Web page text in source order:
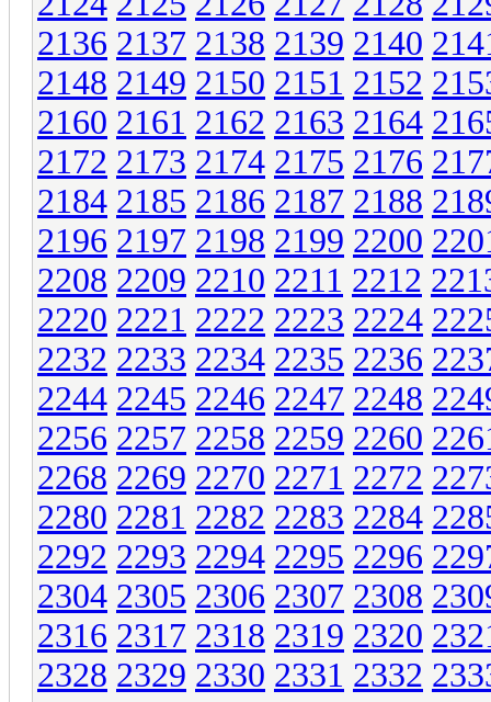
2136 2137 2138 2139 2140
2148 2149 2150 2151 2152
2160 2161 2162 2163 2164
2172 2173 2174 2175 2176
2184 2185 2186 2187 2188
2196 2197 2198 2199 2200
2208 2209 2210 2211 2212
2220 2221 2222 2223 2224
2232 2233 2234 2235 2236
2244 2245 2246 2247 2248
2256 2257 2258 2259 2260
2268 2269 2270 2271 2272
2280 2281 2282 2283 2284
2292 2293 2294 2295 2296
2304 2305 2306 2307 2308
2316 2317 2318 2319 2320
2328 2329 2330 2331 2332